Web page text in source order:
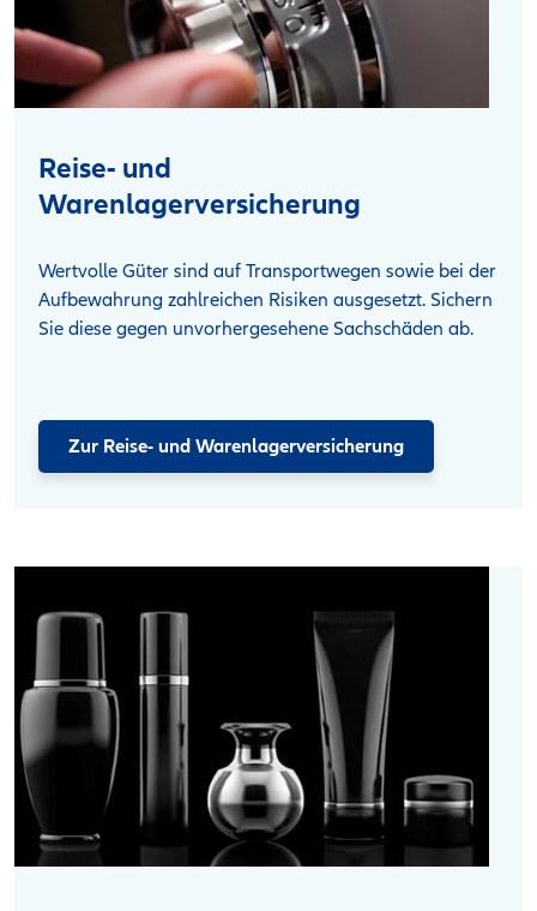
Reise- und
Warenlagerversicherung
Wertvolle Güter sind auf Transportwegen sowie bei der
Aufbewahrung zahlreichen Risiken ausgesetzt. Sichern
Sie diese gegen unvorhergesehene Sachschäden ab.
Zur Reise- und Warenlagerversicherung